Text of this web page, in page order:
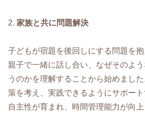
2. 家族と共に問題解決
子どもが宿題を後回しにする問題を抱
親子で一緒に話し合い、なぜそのよ
うのかを理解することから始めまし
策を考え、実践できるようにサポー
自主性が育まれ、時間管理能力が向上